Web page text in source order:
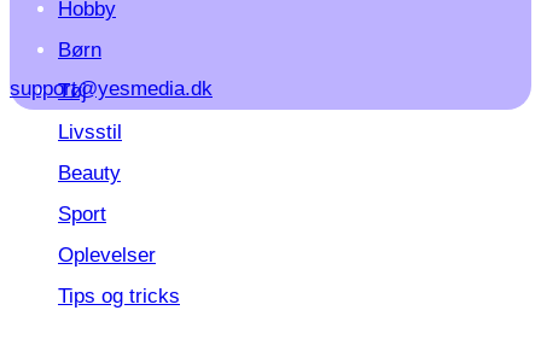
Hobby
Børn
Tøj
Livsstil
Beauty
Sport
Oplevelser
Tips og tricks
support@yesmedia.dk